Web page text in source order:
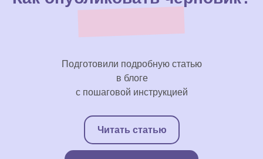
Подготовили подробную статью
в блоге
с пошаговой инструкцией
Читать статью